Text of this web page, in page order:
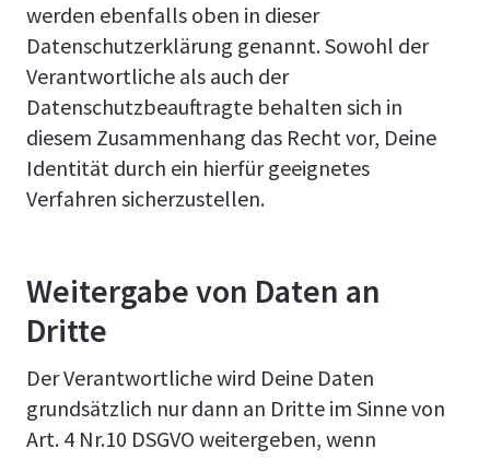
werden ebenfalls oben in dieser
Datenschutzerklärung genannt. Sowohl der
Verantwortliche als auch der
Datenschutzbeauftragte behalten sich in
diesem Zusammenhang das Recht vor, Deine
Identität durch ein hierfür geeignetes
Verfahren sicherzustellen.
Weitergabe von Daten an
Dritte
Der Verantwortliche wird Deine Daten
grundsätzlich nur dann an Dritte im Sinne von
Art. 4 Nr.10 DSGVO weitergeben, wenn